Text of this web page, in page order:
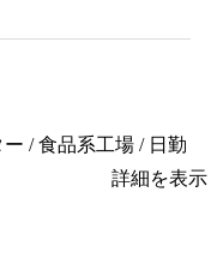
/ 食品系工場 / 日勤
詳細を表示